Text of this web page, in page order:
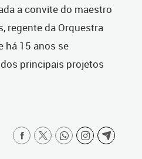
a convite do maestro
regente da Orquestra
há 15 anos se
principais projetos